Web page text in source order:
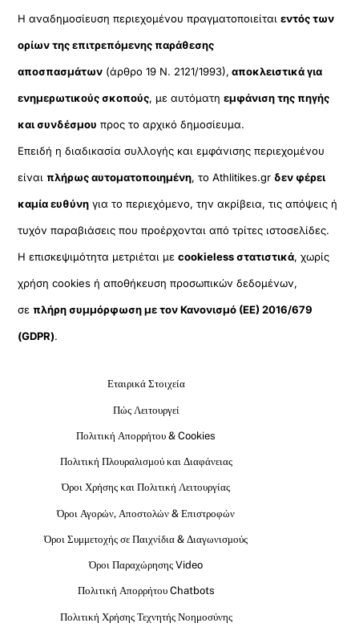
Η αναδημοσίευση περιεχομένου πραγματοποιείταιεντός των
ορίων της επιτρεπόμενης παράθεσης
αποσπασμάτων (άρθρο 19 Ν. 2121/1993), αποκλειστικά για
ενημερωτικούς σκοπούς, με αυτόματηεμφάνιση της πηγής
και συνδέσμου προς το αρχικό δημοσίευμα.
Επειδή η διαδικασία συλλογής και εμφάνισης περιεχομένου
είναιπλήρως αυτοματοποιημένη, το Athlitikes.gr δεν φέρει
καμία ευθύνη για το περιεχόμενο, την ακρίβεια, τις απόψεις ή
τυχόν παραβιάσεις που προέρχονται από τρίτες ιστοσελίδες.
Η επισκεψιμότητα μετριέται μεcookieless στατιστικά, χωρίς
χρήση cookies ή αποθήκευση προσωπικών δεδομένων,
σεπλήρη συμμόρφωση με τον Κανονισμό (ΕΕ) 2016/679
(GDPR).
Εταιρικά Στοιχεία
Πώς Λειτουργεί
Πολιτική Απορρήτου & Cookies
Πολιτική Πλουραλισμού και Διαφάνειας
Όροι Χρήσης και Πολιτική Λειτουργίας
Όροι Αγορών, Αποστολών & Επιστροφών
Όροι Συμμετοχής σε Παιχνίδια & Διαγωνισμούς
Όροι Παραχώρησης Video
Πολιτική Απορρήτου Chatbots
Πολιτική Χρήσης Τεχνητής Νοημοσύνης